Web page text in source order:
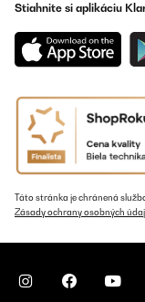
Stiahnite si aplikáciu
Táto stránka je chránená
Zásady ochrany osobných